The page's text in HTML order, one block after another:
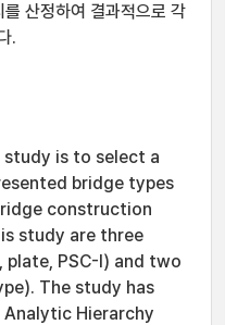
산정하여 결과적으로 각
.
is to select a
bridge types
construction
study are three
PSC-I) and two
The study has
Hierarchy